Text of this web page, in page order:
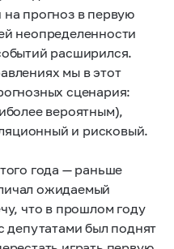
прогноз в первую
неопределенности
расширился.
мы в этот
сценария:
вероятным),
и рисковый.
года — раньше
ожидаемый
что в прошлом году
депутатами был поднят